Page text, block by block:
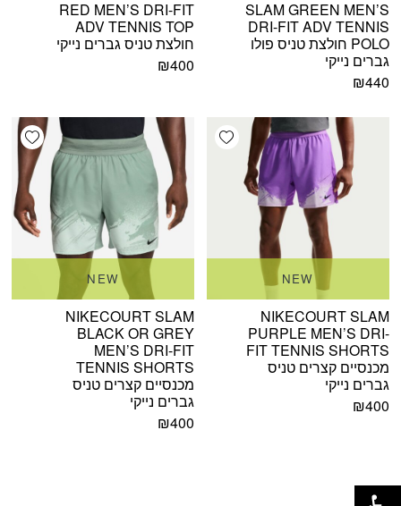
SLAM GREEN MEN’S
DRI-FIT ADV TENNIS
POLO חולצת טניס פולו
גברים נייקי
₪440
RED MEN’S DRI-FIT
ADV TENNIS TOP
חולצת טניס גברים נייקי
₪400
Add wishlist
NEW
NIKECOURT SLAM
PURPLE MEN’S DRI-
FIT TENNIS SHORTS
מכנסיים קצרים טניס
גברים נייקי
₪400
NEW
NIKECOURT SLAM
BLACK OR GREY
MEN’S DRI-FIT
TENNIS SHORTS
מכנסיים קצרים טניס
גברים נייקי
₪400
פתח סרגל נגישות